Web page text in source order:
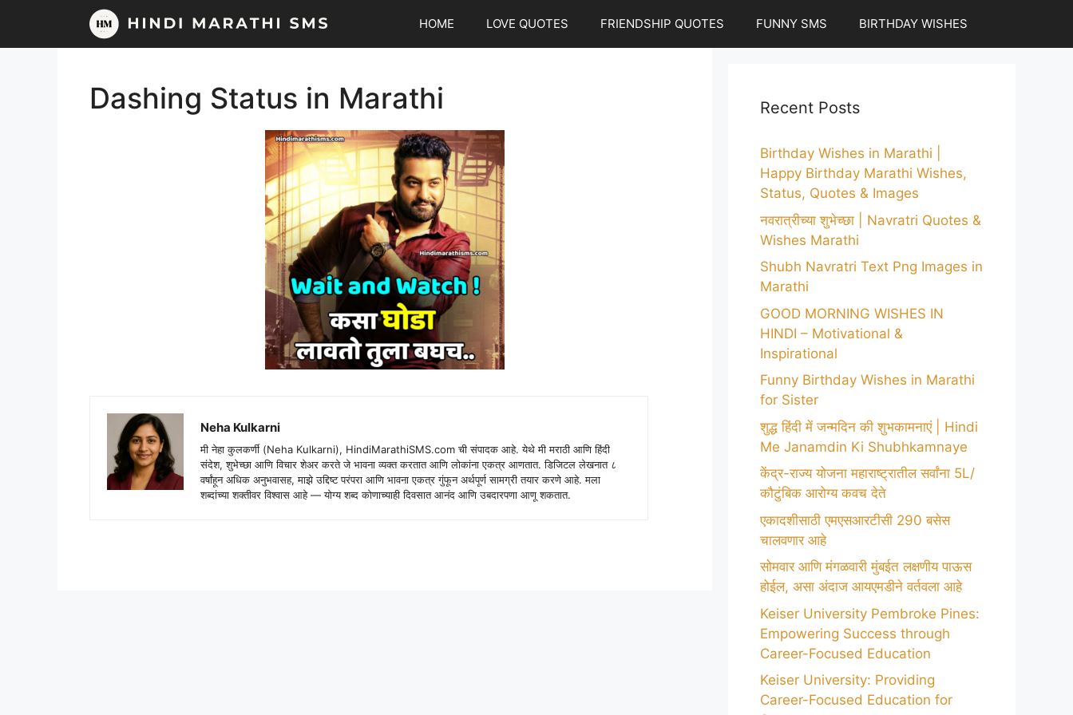
content
HOME LOVE QUOTES FRIENDSHIP QUOTES FUNNY SMS BIRTHDAY WISHES
Dashing Status in Marathi
Neha Kulkarni
मी नेहा कुलकर्णी (Neha Kulkarni), HindiMarathiSMS.com ची संपादक आहे. येथे मी मराठी आणि हिंदी
संदेश, शुभेच्छा आणि विचार शेअर करते जे भावना व्यक्त करतात आणि लोकांना एकत्र आणतात. डिजिटल लेखनात ८
वर्षांहून अधिक अनुभवासह, माझे उद्दिष्ट परंपरा आणि भावना एकत्र गुंफून अर्थपूर्ण सामग्री तयार करणे आहे. मला
शब्दांच्या शक्तीवर विश्वास आहे — योग्य शब्द कोणाच्याही दिवसात आनंद आणि उबदारपणा आणू शकतात.
Recent Posts
Birthday Wishes in Marathi |
Happy Birthday Marathi Wishes,
Status, Quotes & Images
नवरात्रीच्या शुभेच्छा | Navratri Quotes &
Wishes Marathi
Shubh Navratri Text Png Images in
Marathi
GOOD MORNING WISHES IN
HINDI – Motivational &
Inspirational
Funny Birthday Wishes in Marathi
for Sister
शुद्ध हिंदी में जन्मदिन की शुभकामनाएं | Hindi
Me Janamdin Ki Shubhkamnaye
केंद्र-राज्य योजना महाराष्ट्रातील सर्वांना 5L/
कौटुंबिक आरोग्य कवच देते
एकादशीसाठी एमएसआरटीसी 290 बसेस
चालवणार आहे
सोमवार आणि मंगळवारी मुंबईत लक्षणीय पाऊस
होईल, असा अंदाज आयएमडीने वर्तवला आहे
Keiser University Pembroke Pines:
Empowering Success through
Career-Focused Education
Keiser University: Providing
Career-Focused Education for